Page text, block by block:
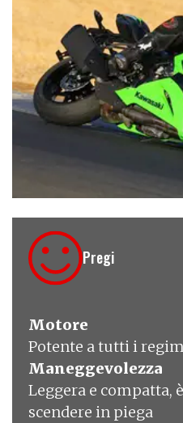
€ 12.290
Pregi
Motore
Potente a tutti i
Maneggevolezza
Leggera e compatta,
scendere in piega